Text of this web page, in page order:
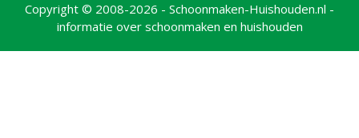
Copyright © 2008-2026 - Schoonmaken-Huishouden.nl -
informatie over schoonmaken en huishouden